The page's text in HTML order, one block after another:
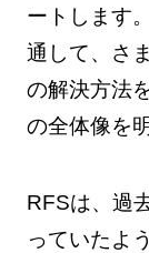
ートします
通して、さ
の解決方法
の全体像を
RFSは、過
っていたよ